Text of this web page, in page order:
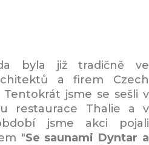
byla již tradičně ve
a firem Czech
jsme se sešli v
restaurace Thalie a v
jsme akci pojali
"Se saunami Dyntar a